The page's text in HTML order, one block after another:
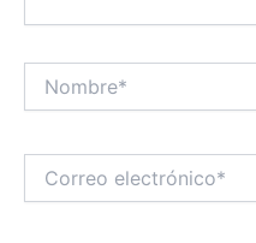
electrónico*